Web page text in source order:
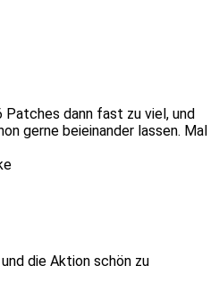
Patches dann fast zu viel, und
gerne beieinander lassen. Mal
die Aktion schön zu